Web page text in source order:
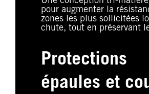
pour augmenter la
zones les plus sollicitées
chute, tout en préservant
Protections
épaules et